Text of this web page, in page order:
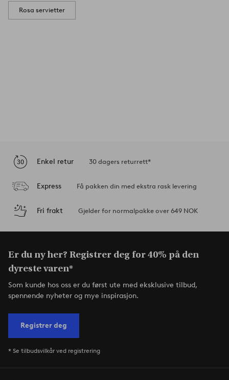
Rosa servietter
Enkel retur 30 dagers returrett*
Express Få pakken din med ekstra rask levering
Fri frakt Gjelder for normalpakke over 649 NOK
Er du ny her? Registrer deg for 40% på den
dyreste varen*
Som kunde hos oss er du først ute med eksklusive tilbud,
spennende nyheter og mye inspirasjon.
Registrer deg
* Se tilbudsvilkår ved registrering